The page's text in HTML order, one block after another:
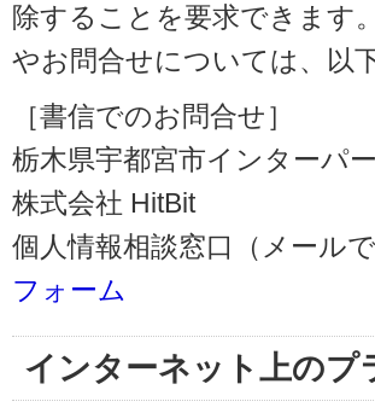
除することを要求できます
やお問合せについては、以
［書信でのお問合せ］
栃木県宇都宮市インターパ
株式会社 HitBit
個人情報相談窓口（メール
フォーム
インターネット上のプ